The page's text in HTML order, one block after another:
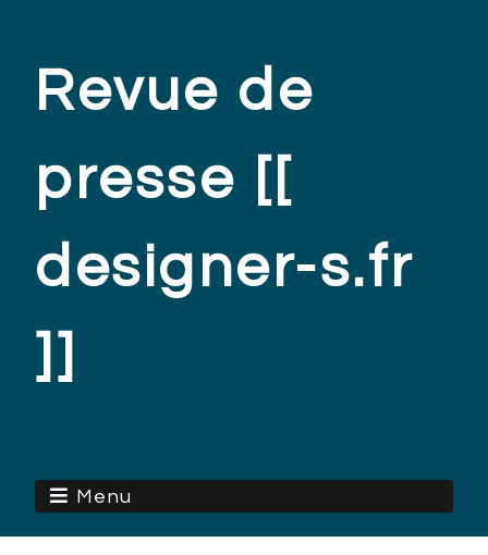
Revue de
presse [[
designer-s.fr
]]
Menu